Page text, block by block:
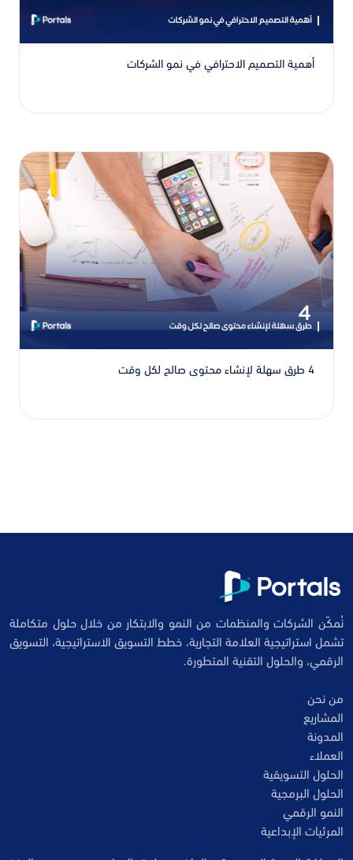
أهمية التصميم الاحترافي في نمو الشركات
4 طرق سهلة لإنشاء محتوى صالح لكل وقت
نُمكّن الشركات والمنظمات من النمو والابتكار من خلال حلول متكاملة
تشمل استراتيجية العلامة التجارية، خطط التسويق الاستراتيجية، التسويق
الرقمي، والحلول التقنية المتطورة.
من نحن
المشاريع
المدونة
العملاء
الحلول التسويقية
الحلول البرمجية
النمو الرقمي
المرئيات الإبداعية